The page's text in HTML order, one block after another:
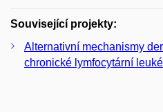
Související projekty:
Alternativní mechanismy
chronické lymfocytární